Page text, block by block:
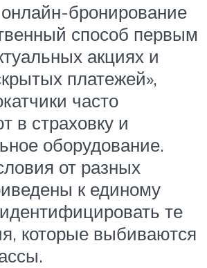
бронирование
способ первым
акциях и
платежей»,
часто
в страховку и
оборудование.
от разных
к единому
те
которые выбиваются